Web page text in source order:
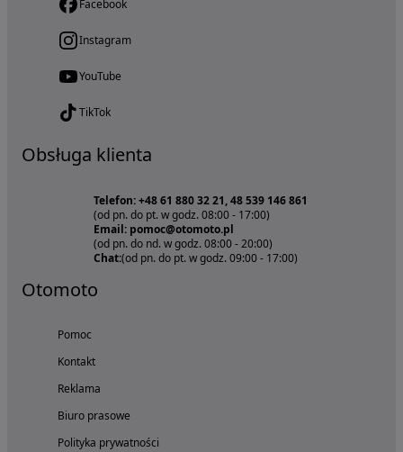
Facebook
Instagram
YouTube
TikTok
Obsługa klienta
Telefon: +48 61 880 32 21, 48 539 146 861
(od pn. do pt. w godz. 08:00 - 17:00)
Email: pomoc@otomoto.pl
(od pn. do nd. w godz. 08:00 - 20:00)
Chat:(od pn. do pt. w godz. 09:00 - 17:00)
Otomoto
Pomoc
Kontakt
Reklama
Biuro prasowe
Polityka prywatności